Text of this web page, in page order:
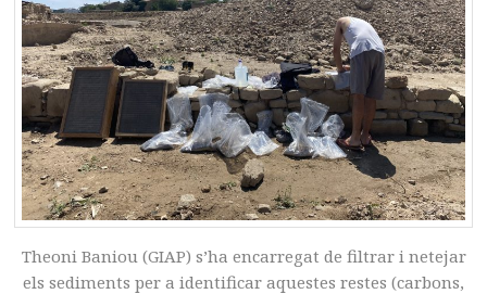
Theoni Baniou (GIAP) s’ha encarregat de filtrar i netejar
els sediments per a identificar aquestes restes (carbons,